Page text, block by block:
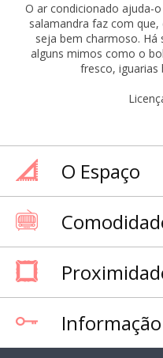
O ar condicionado ajuda-
salamandra faz com
seja bem charmoso.
alguns mimos como o
fresco, iguarias
O Espaço
Informação